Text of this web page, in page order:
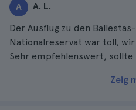
A A. L.
Der Ausflug zu den
Nationalreservat war toll, wir
Sehr empfehlenswert, sollte
Zeig